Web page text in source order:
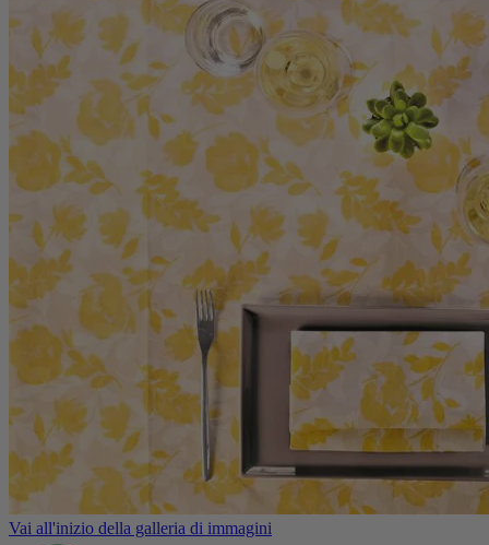
Vai all'inizio della galleria di immagini